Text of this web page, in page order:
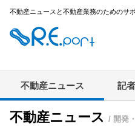
不動産ニュースと不動産業務のためのサ
不動産ニュース 記
不動産ニュース / 開発